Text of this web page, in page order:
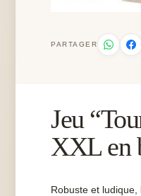
PARTAGER
Jeu
XXL en
Robuste et